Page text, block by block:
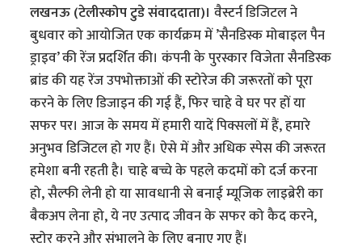
लखनऊ (टेलीस्कोप टुडे संवाददाता)। वैस्टर्न डिजिटल ने
बुधवार को आयोजित एक कार्यक्रम में ’सैनडिस्क मोबाइल पैन
ड्राइव’ की रेंज प्रदर्शित की। कंपनी के पुरस्कार विजेता सैनडिस्क
ब्रांड की यह रेंज उपभोक्ताओं की स्टोरेज की जरूरतों को पूरा
करने के लिए डिजाइन की गई हैं, फिर चाहे वे घर पर हों या
सफर पर। आज के समय में हमारी यादें पिक्सलों में हैं, हमारे
अनुभव डिजिटल हो गए हैं। ऐसे में और अधिक स्पेस की जरूरत
हमेशा बनी रहती है। चाहे बच्चे के पहले कदमों को दर्ज करना
हो, सैल्फी लेनी हो या सावधानी से बनाई म्यूजिक लाइब्रेरी का
बैकअप लेना हो, ये नए उत्पाद जीवन के सफर को कैद करने,
स्टोर करने और संभालने के लिए बनाए गए हैं।